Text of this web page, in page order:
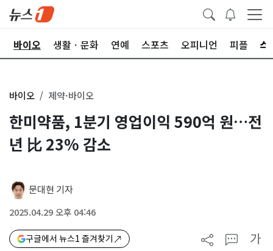
바이오 생활ㆍ문화 연예 스포츠 오피니언 피플
바이오 제약·바이오
한미약품, 1분기 영업이익 590억 원…전
년 比 23% 감소
문대현 기자
2025.04.29 오후 04:46
구글에서 뉴스1 즐겨찾기 가